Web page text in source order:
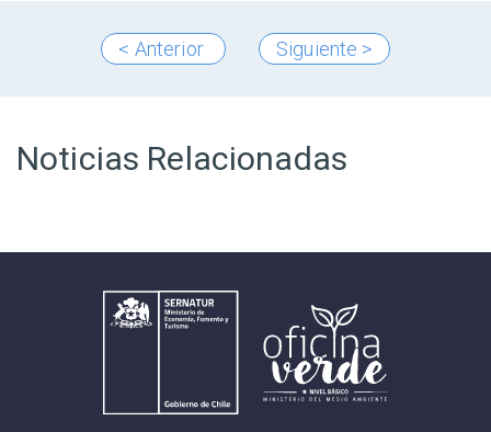
< Anterior Siguiente >
Noticias Relacionadas